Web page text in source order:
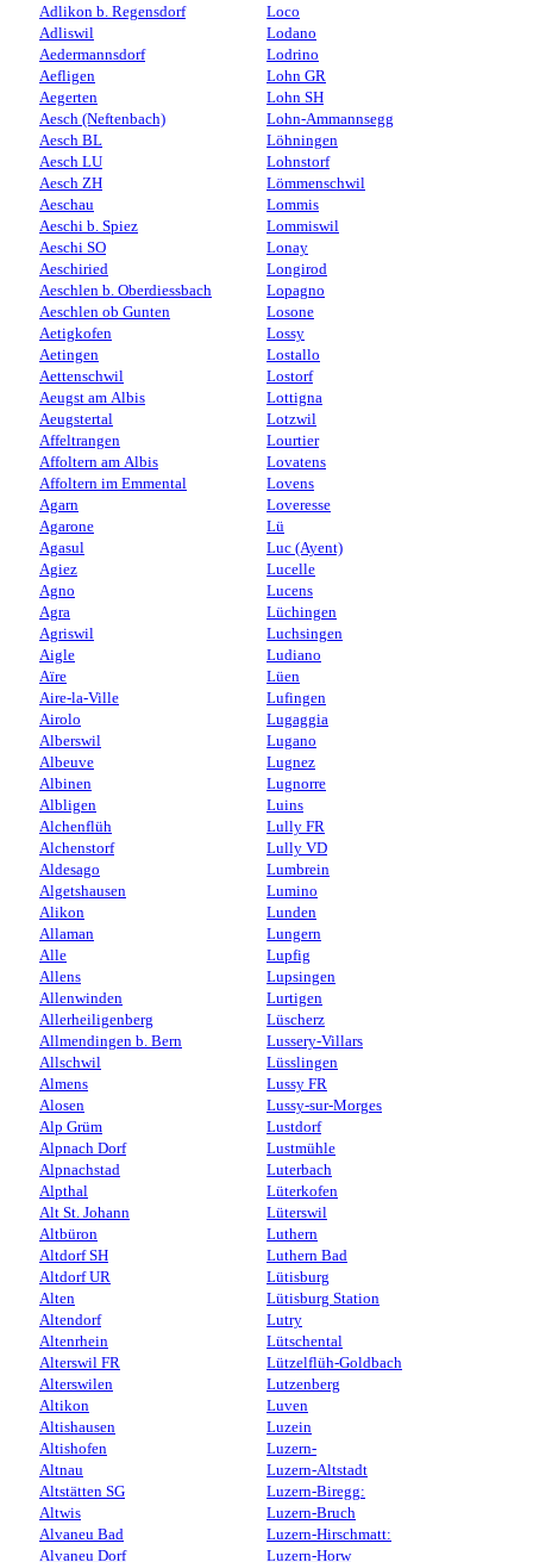
Adlikon b. Regensdorf
Adliswil
Aedermannsdorf
Aefligen
Aegerten
Aesch (Neftenbach)
Aesch BL
Aesch LU
Aesch ZH
Aeschau
Aeschi b. Spiez
Aeschi SO
Aeschiried
Aeschlen b. Oberdiessbach
Aeschlen ob Gunten
Aetigkofen
Aetingen
Aettenschwil
Aeugst am Albis
Aeugstertal
Affeltrangen
Affoltern am Albis
Affoltern im Emmental
Agarn
Agarone
Agasul
Agiez
Agno
Agra
Agriswil
Aigle
Aïre
Aire-la-Ville
Airolo
Alberswil
Albeuve
Albinen
Albligen
Alchenflüh
Alchenstorf
Aldesago
Algetshausen
Alikon
Allaman
Alle
Allens
Allenwinden
Allerheiligenberg
Allmendingen b. Bern
Allschwil
Almens
Alosen
Alp Grüm
Alpnach Dorf
Alpnachstad
Alpthal
Alt St. Johann
Altbüron
Altdorf SH
Altdorf UR
Alten
Altendorf
Altenrhein
Alterswil FR
Alterswilen
Altikon
Altishausen
Altishofen
Altnau
Altstätten SG
Altwis
Alvaneu Bad
Alvaneu Dorf
Loco
Lodano
Lodrino
Lohn GR
Lohn SH
Lohn-Ammannsegg
Löhningen
Lohnstorf
Lömmenschwil
Lommis
Lommiswil
Lonay
Longirod
Lopagno
Losone
Lossy
Lostallo
Lostorf
Lottigna
Lotzwil
Lourtier
Lovatens
Lovens
Loveresse
Lü
Luc (Ayent)
Lucelle
Lucens
Lüchingen
Luchsingen
Ludiano
Lüen
Lufingen
Lugaggia
Lugano
Lugnez
Lugnorre
Luins
Lully FR
Lully VD
Lumbrein
Lumino
Lunden
Lungern
Lupfig
Lupsingen
Lurtigen
Lüscherz
Lussery-Villars
Lüsslingen
Lussy FR
Lussy-sur-Morges
Lustdorf
Lustmühle
Luterbach
Lüterkofen
Lüterswil
Luthern
Luthern Bad
Lütisburg
Lütisburg Station
Lutry
Lütschental
Lützelflüh-Goldbach
Lutzenberg
Luven
Luzein
Luzern-
Luzern-Altstadt
Luzern-Biregg:
Luzern-Bruch
Luzern-Hirschmatt:
Luzern-Horw